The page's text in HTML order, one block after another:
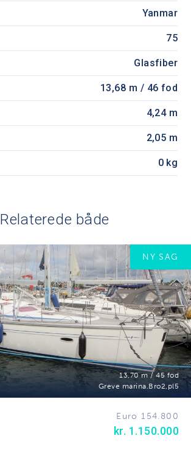
Yanmar
75
Glasfiber
13,68 m / 46 fod
4,24 m
2,05 m
0 kg
Relaterede både
NY SAG
13,70 m / 45 fod
Greve marina.Bro2,pl5
Euro 154.800
kr. 1.150.000